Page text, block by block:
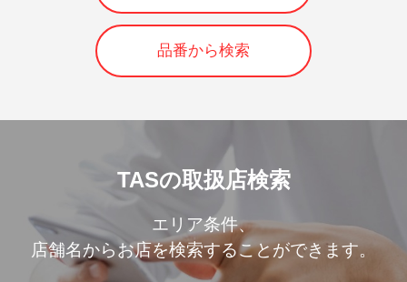
品番から検索
TASの取扱店検索
エリア条件、
店舗名からお店を検索することができます。